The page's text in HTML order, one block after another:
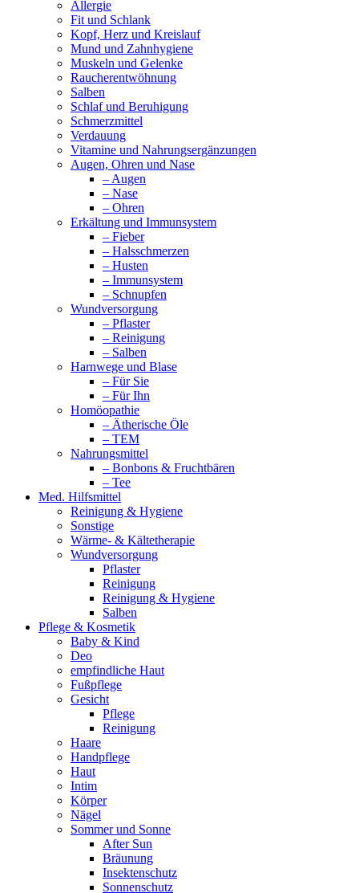
Allergie
Fit und Schlank
Kopf, Herz und Kreislauf
Mund und Zahnhygiene
Muskeln und Gelenke
Raucherentwöhnung
Salben
Schlaf und Beruhigung
Schmerzmittel
Verdauung
Vitamine und Nahrungsergänzungen
Augen, Ohren und Nase
– Augen
– Nase
– Ohren
Erkältung und Immunsystem
– Fieber
– Halsschmerzen
– Husten
– Immunsystem
– Schnupfen
Wundversorgung
– Pflaster
– Reinigung
– Salben
Harnwege und Blase
– Für Sie
– Für Ihn
Homöopathie
– Ätherische Öle
– TEM
Nahrungsmittel
– Bonbons & Fruchtbären
– Tee
Med. Hilfsmittel
Reinigung & Hygiene
Sonstige
Wärme- & Kältetherapie
Wundversorgung
Pflaster
Reinigung
Reinigung & Hygiene
Salben
Pflege & Kosmetik
Baby & Kind
Deo
empfindliche Haut
Fußpflege
Gesicht
Pflege
Reinigung
Haare
Handpflege
Haut
Intim
Körper
Nägel
Sommer und Sonne
After Sun
Bräunung
Insektenschutz
Sonnenschutz